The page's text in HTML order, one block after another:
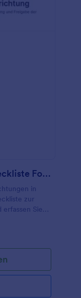
Maschinen Einrichtungs Checkliste Formular
in
zur
Sie